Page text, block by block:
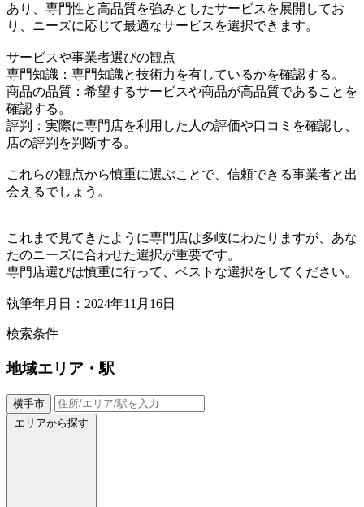
あり、専門性と高品質を強みとしたサービスを展開してお
り、ニーズに応じて最適なサービスを選択できます。
サービスや事業者選びの観点
専門知識：専門知識と技術力を有しているかを確認する。
商品の品質：希望するサービスや商品が高品質であることを
確認する。
評判：実際に専門店を利用した人の評価や口コミを確認し、
店の評判を判断する。
これらの観点から慎重に選ぶことで、信頼できる事業者と出
会えるでしょう。
これまで見てきたように専門店は多岐にわたりますが、あな
たのニーズに合わせた選択が重要です。
専門店選びは慎重に行って、ベストな選択をしてください。
執筆年月日：2024年11月16日
検索条件
地域エリア・駅
横手市
エリアから探す